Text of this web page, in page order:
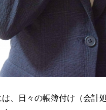
、日々の帳簿付け（会計